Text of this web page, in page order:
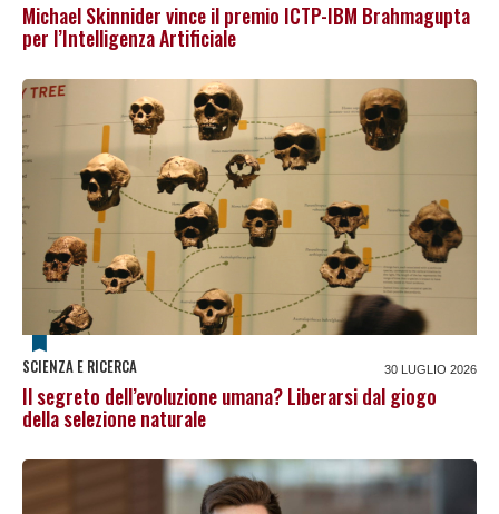
Michael Skinnider vince il premio ICTP-IBM Brahmagupta
per l’Intelligenza Artificiale
SCIENZA E RICERCA 30 LUGLIO 2026
Il segreto dell’evoluzione umana? Liberarsi dal giogo
della selezione naturale